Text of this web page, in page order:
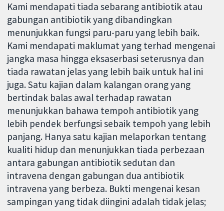
Kami mendapati tiada sebarang antibiotik atau
gabungan antibiotik yang dibandingkan
menunjukkan fungsi paru-paru yang lebih baik.
Kami mendapati maklumat yang terhad mengenai
jangka masa hingga eksaserbasi seterusnya dan
tiada rawatan jelas yang lebih baik untuk hal ini
juga. Satu kajian dalam kalangan orang yang
bertindak balas awal terhadap rawatan
menunjukkan bahawa tempoh antibiotik yang
lebih pendek berfungsi sebaik tempoh yang lebih
panjang. Hanya satu kajian melaporkan tentang
kualiti hidup dan menunjukkan tiada perbezaan
antara gabungan antibiotik sedutan dan
intravena dengan gabungan dua antibiotik
intravena yang berbeza. Bukti mengenai kesan
sampingan yang tidak diingini adalah tidak jelas;